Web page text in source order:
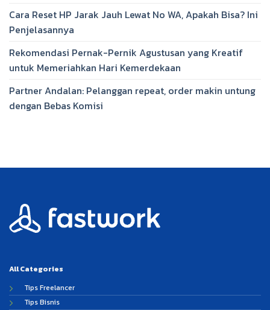
Cara Reset HP Jarak Jauh Lewat No WA, Apakah Bisa? Ini
Penjelasannya
Rekomendasi Pernak-Pernik Agustusan yang Kreatif
untuk Memeriahkan Hari Kemerdekaan
Partner Andalan: Pelanggan repeat, order makin untung
dengan Bebas Komisi
All Categories
Tips Freelancer
Tips Bisnis